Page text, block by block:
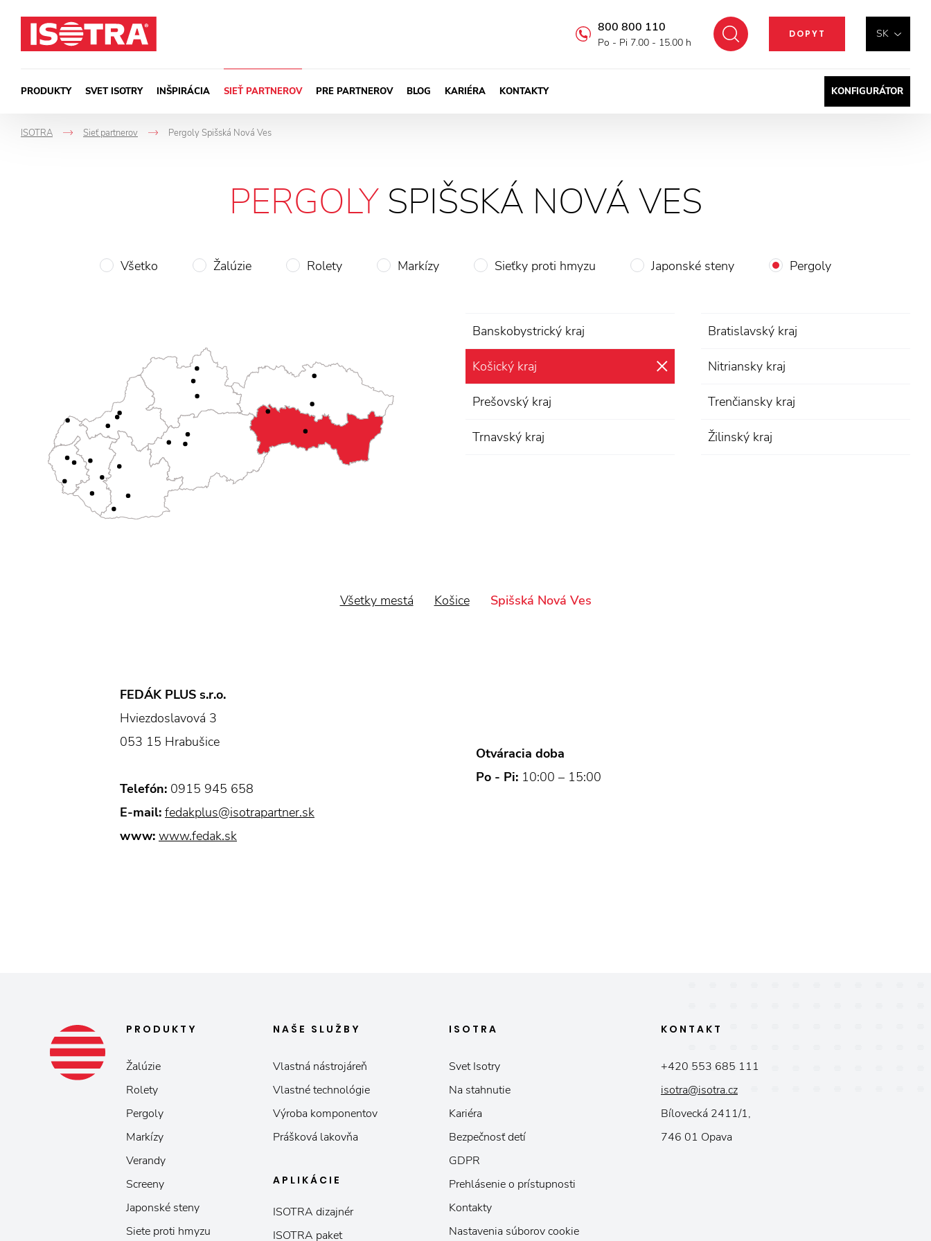
SK
DOPYT
Hľadať
800 800 110
Po - Pi 7.00 - 15.00 h
PRODUKTY SVET ISOTRY INŠPIRÁCIA SIEŤ PARTNEROV PRE PARTNEROV BLOG KARIÉRA KONTAKTY KONFIGURÁTOR
ISOTRA
->
Sieť partnerov Pergoly Spišská Nová Ves
PERGOLYSPIŠSKÁ NOVÁ VES
Všetko Žalúzie Rolety Markízy Sieťky proti hmyzu Japonské steny Pergoly
Banskobystrický kraj Bratislavský kraj
Košický kraj zrušiť výber
Nitriansky kraj
Prešovský kraj Trenčiansky kraj
Trnavský kraj Žilinský kraj
Všetky mestá Košice Spišská Nová Ves
FEDÁK PLUS s.r.o.
Hviezdoslavová 3
053 15 Hrabušice
Telefón: 0915 945 658
E-mail: fedakplus@isotrapartner.sk
www: www.fedak.sk
Otváracia doba
Po - Pi: 10:00 – 15:00
PRODUKTY
Žalúzie
Rolety
Pergoly
Markízy
Verandy
Screeny
Japonské steny
Siete proti hmyzu
NAŠE SLUŽBY
Vlastná nástrojáreň
Vlastné technológie
Výroba komponentov
Prášková lakovňa
APLIKÁCIE
ISOTRA dizajnér
ISOTRA paket
ISOTRA
Svet Isotry
Na stahnutie
Kariéra
Bezpečnosť detí
GDPR
Prehlásenie o prístupnosti
Kontakty
Nastavenia súborov cookie
KONTAKT
+420 553 685 111
isotra@isotra.cz
Bílovecká 2411/1,
746 01 Opava